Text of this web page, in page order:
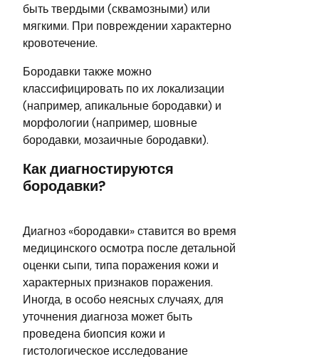
быть твердыми (сквамозными) или
мягкими. При повреждении характерно
кровотечение.
Бородавки также можно
классифицировать по их локализации
(например, апикальные бородавки) и
морфологии (например, шовные
бородавки, мозаичные бородавки).
Как диагностируются
бородавки?
Диагноз «бородавки» ставится во время
медицинского осмотра после детальной
оценки сыпи, типа поражения кожи и
характерных признаков поражения.
Иногда, в особо неясных случаях, для
уточнения диагноза может быть
проведена биопсия кожи и
гистологическое исследование